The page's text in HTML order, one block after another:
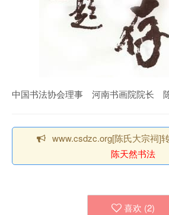
中国书法协会理事 河南书画院院长
www.csdzc.org[陈氏大宗祠]
陈天然书法
喜欢 (2)